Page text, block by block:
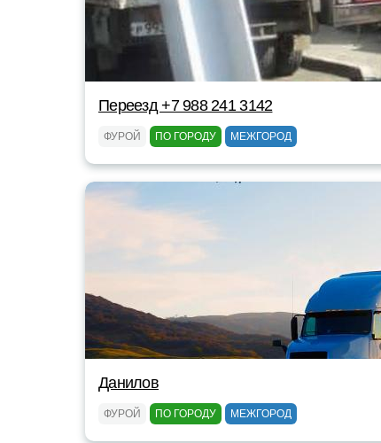
Переезд +7 988 241 3142
ФУРОЙ ПО ГОРОДУ МЕЖГОРОД
Данилов
ФУРОЙ ПО ГОРОДУ МЕЖГОРОД